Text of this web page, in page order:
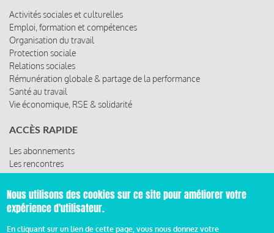
LES THÈMES
Activités sociales et culturelles
Emploi, formation et compétences
Organisation du travail
Protection sociale
Relations sociales
Rémunération globale & partage de la performance
Santé au travail
Vie économique, RSE & solidarité
ACCÈS RAPIDE
Les abonnements
Les ressources
Nous utilisons des cookies sur ce site pour améliorer votre
expérience d'utilisateur.
En cliquant sur un lien de cette page, vous nous donnez votre